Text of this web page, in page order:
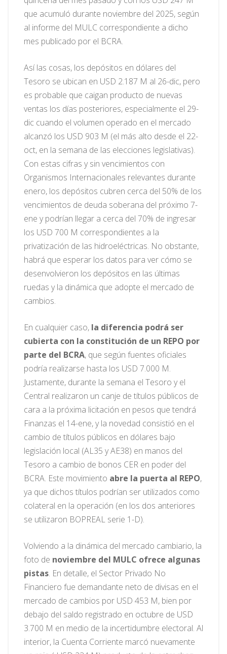
que acumuló durante noviembre del 2025, según
al informe del MULC correspondiente a dicho
mes publicado por el BCRA.
Así las cosas, los depósitos en dólares del
Tesoro se ubican en USD 2.187 M al 26-dic, pero
es probable que caigan producto de nuevas
ventas los días posteriores, especialmente el 29-
dic cuando el volumen operado en el mercado
alcanzó los USD 903 M (el más alto desde el 22-
oct, en la semana de las elecciones legislativas).
Con estas cifras y sin vencimientos con
Organismos Internacionales relevantes durante
enero, los depósitos cubren cerca del 50% de los
vencimientos de deuda soberana del próximo 7-
ene y podrían llegar a cerca del 70% de ingresar
los USD 700 M correspondientes a la
privatización de las hidroeléctricas. No obstante,
habrá que esperar los datos para ver cómo se
desenvolvieron los depósitos en las últimas
ruedas y la dinámica que adopte el mercado de
cambios.
En cualquier caso, la diferencia podrá ser
cubierta con la constitución de un REPO por
parte del BCRA, que según fuentes oficiales
podría realizarse hasta los USD 7.000 M.
Justamente, durante la semana el Tesoro y el
Central realizaron un canje de títulos públicos de
cara a la próxima licitación en pesos que tendrá
Finanzas el 14-ene, y la novedad consistió en el
cambio de títulos públicos en dólares bajo
legislación local (AL35 y AE38) en manos del
Tesoro a cambio de bonos CER en poder del
BCRA. Este movimiento abre la puerta al REPO,
ya que dichos títulos podrían ser utilizados como
colateral en la operación (en los dos anteriores
se utilizaron BOPREAL serie 1-D).
Volviendo a la dinámica del mercado cambiario, la
foto de noviembre del MULC ofrece algunas
pistas. En detalle, el Sector Privado No
Financiero fue demandante neto de divisas en el
mercado de cambios por USD 453 M, bien por
debajo del saldo registrado en octubre de USD
3.700 M en medio de la incertidumbre electoral. Al
interior, la Cuenta Corriente marcó nuevamente